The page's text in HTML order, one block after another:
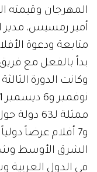
المهرجان وقيمته
أمير رمسيس، مدير
متابعة ودعوة
بدأ بالفعل مع
في الدول العربية